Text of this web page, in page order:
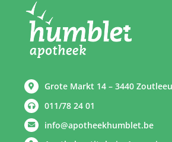
Grote Markt 14 – 3440
011/78 24 01
info@apotheekhumblet.be